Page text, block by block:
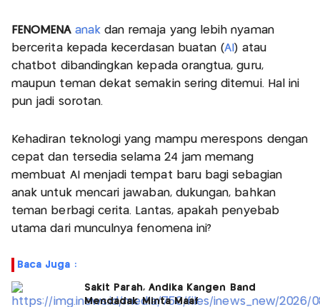
FENOMENA anakdan remaja yang lebih nyaman
bercerita kepada kecerdasan buatan (AI ) atau
chatbot dibandingkan kepada orangtua, guru,
maupun teman dekat semakin sering ditemui. Hal ini
pun jadi sorotan.
Kehadiran teknologi yang mampu merespons dengan
cepat dan tersedia selama 24 jam memang
membuat AI menjadi tempat baru bagi sebagian
anak untuk mencari jawaban, dukungan, bahkan
teman berbagi cerita. Lantas, apakah penyebab
utama dari munculnya fenomena ini?
Baca Juga :
Sakit Parah, Andika Kangen Band
Mendadak Minta Maaf